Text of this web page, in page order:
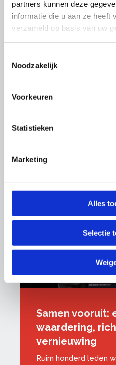
partners kunnen deze
informatie die u aan ze heeft
verzameld op basis van uw
Noodzakelijk
Voorkeuren
Statistieken
Marketing
Alles
Selectie
Netwerken
Jong Management
HR-netwerk
Jonge Verduurzamers
Meer over onze
Uitgelicht
Samen vooruit:
waardering,
vernieuwing
Ruim honderd leden